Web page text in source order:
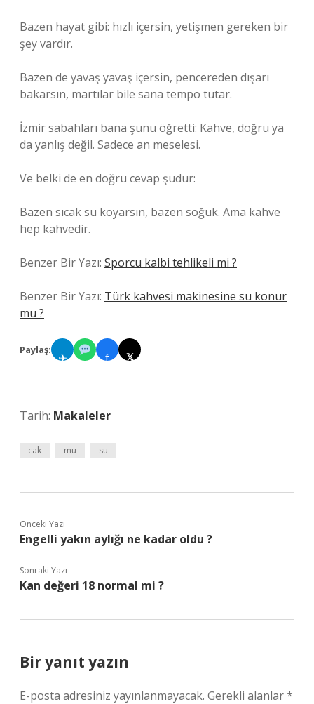
Bazen hayat gibi: hızlı içersin, yetişmen gereken bir
şey vardır.
Bazen de yavaş yavaş içersin, pencereden dışarı
bakarsın, martılar bile sana tempo tutar.
İzmir sabahları bana şunu öğretti: Kahve, doğru ya
da yanlış değil. Sadece an meselesi.
Ve belki de en doğru cevap şudur:
Bazen sıcak su koyarsın, bazen soğuk. Ama kahve
hep kahvedir.
Benzer Bir Yazı: Sporcu kalbi tehlikeli mi ?
Benzer Bir Yazı: Türk kahvesi makinesine su konur
mu ?
Paylaş:
✈ f 𝕏
Tarih: Makaleler
cak mu su
Önceki Yazı
Engelli yakın aylığı ne kadar oldu ?
Sonraki Yazı
Kan değeri 18 normal mi ?
Bir yanıt yazın
E-posta adresiniz yayınlanmayacak. Gerekli alanlar*